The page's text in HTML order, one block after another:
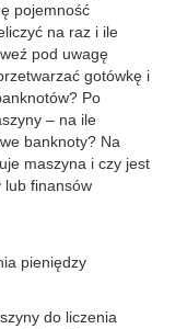
pojemność
na raz i ile
pod uwagę
gotówkę i
Po
– na ile
banknoty? Na
maszyna i czy jest
lub finansów
pieniędzy
do liczenia